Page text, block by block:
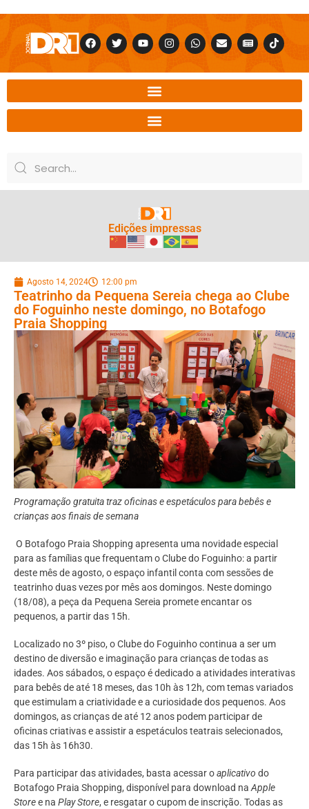
Edições impressas
Agosto 14, 2024 12:00 pm
Teatrinho da Pequena Sereia chega ao Clube
do Foguinho neste domingo, no Botafogo
Praia Shopping
Programação gratuita traz oficinas e espetáculos para bebês e
crianças aos finais de semana
O Botafogo Praia Shopping apresenta uma novidade especial
para as famílias que frequentam o Clube do Foguinho: a partir
deste mês de agosto, o espaço infantil conta com sessões de
teatrinho duas vezes por mês aos domingos. Neste domingo
(18/08), a peça da Pequena Sereia promete encantar os
pequenos, a partir das 15h.
Localizado no 3º piso, o Clube do Foguinho continua a ser um
destino de diversão e imaginação para crianças de todas as
idades. Aos sábados, o espaço é dedicado a atividades interativas
para bebês de até 18 meses, das 10h às 12h, com temas variados
que estimulam a criatividade e a curiosidade dos pequenos. Aos
domingos, as crianças de até 12 anos podem participar de
oficinas criativas e assistir a espetáculos teatrais selecionados,
das 15h às 16h30.
Para participar das atividades, basta acessar oaplicativo do
Botafogo Praia Shopping, disponível para download naApple
Storee na Play Store, e resgatar o cupom de inscrição. Todas as